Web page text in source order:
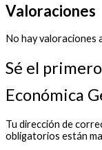
Valoraciones
No hay valoraciones
Sé el
Económica
Tu dirección de
obligatorios están